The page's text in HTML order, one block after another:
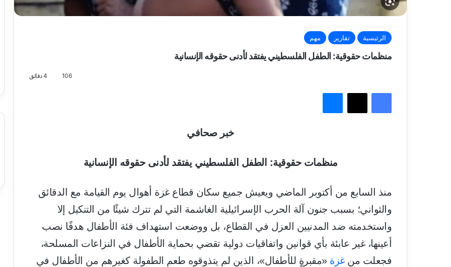
الرئيسية تقارير مهم
منظمات حقوقية: الطفل الفلسطيني يفتقد لأدنى حقوقه الإنسانية
106
فيسبوك ‫X
خبر صحافي
منظمات حقوقية: الطفل الفلسطيني يفتقد لأدنى حقوقه الإنسانية
منذ السابع من أكتوبر الماضي ويعيش جميع سكان قطاع غزة أهوال يوم القيامة مع الدقائق
والثواني؛ بسبب جنون آلة الحرب الإسرائيلية الغاشمة التي لم تترك شيئًا من التنكيل إلا
واستخدمته ضد المدنيين العزل في القطاع، بل ووضعت استهداف فئة الأطفال هدفًا نصب
أعينها، غير عابئة بأي قوانين واتفاقيات دولية تقضي بحماية الأطفال في النزاعات المسلحة،
فجعلت منغزة«مقبرةٍ للأطفال»، الذين لم يتذوقوه طعم الطفولة كغيرهم من الأطفال في